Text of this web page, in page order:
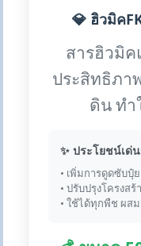
💎 ฮิวมิค
สารฮิวมิ
ประสิทธิภา
ดิน ทำ
✨ ประโยชน์เด่
• เพิ่มการดูดซับปุ๋ย
• ปรับปรุงโครงสร้
• ใช้ได้ทุกพืช ผส